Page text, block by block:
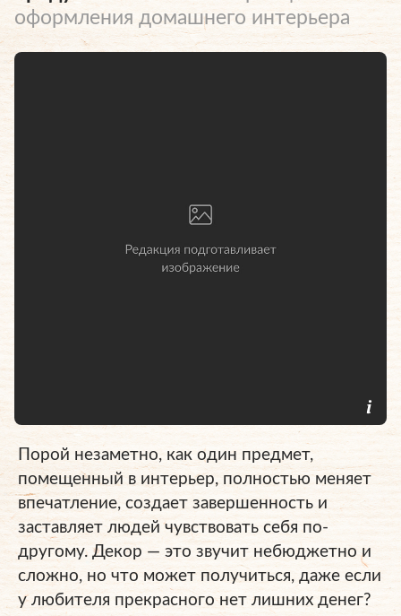
оформления домашнего интерьера
Порой незаметно, как один предмет,
помещенный в интерьер, полностью меняет
впечатление, создает завершенность и
заставляет людей чувствовать себя по-
другому. Декор — это звучит небюджетно и
сложно, но что может получиться, даже если
у любителя прекрасного нет лишних денег?